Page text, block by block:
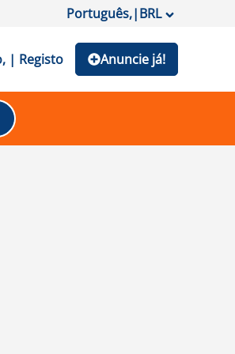
Português,|BRL
| Registo Anuncie já!